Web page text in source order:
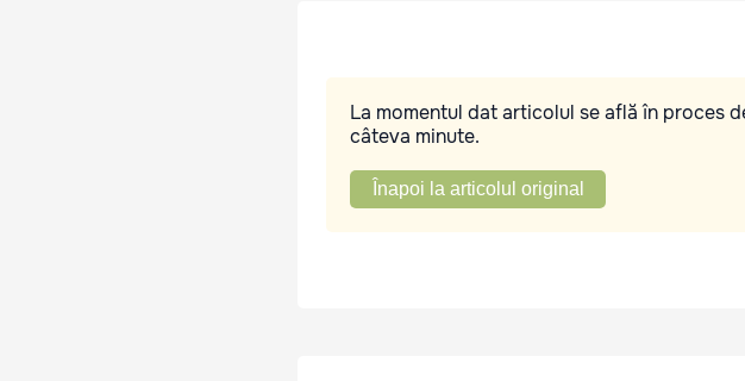
La momentul dat articolul se află în proces
câteva minute.
Înapoi la articolul original